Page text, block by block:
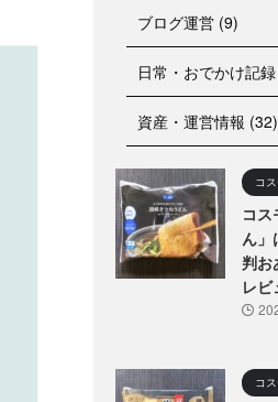
ブログ運営 (9)
日常・おでかけ記
資産・運営情報 (32)
コ
コ
ん」
判お
レビ
コ